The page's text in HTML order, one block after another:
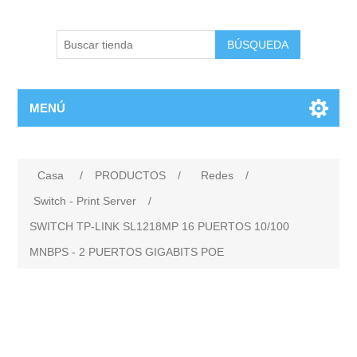
BÚSQUEDA
MENÚ
Casa / PRODUCTOS / Redes
/
Switch - Print Server
/
SWITCH TP-LINK SL1218MP 16 PUERTOS 10/100
MNBPS - 2 PUERTOS GIGABITS POE